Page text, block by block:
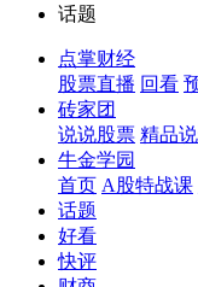
话题
点掌财经
股票直播 回看
砖家团
说说股票 精品
牛金学园
首页 A股特战课
话题
好看
快评